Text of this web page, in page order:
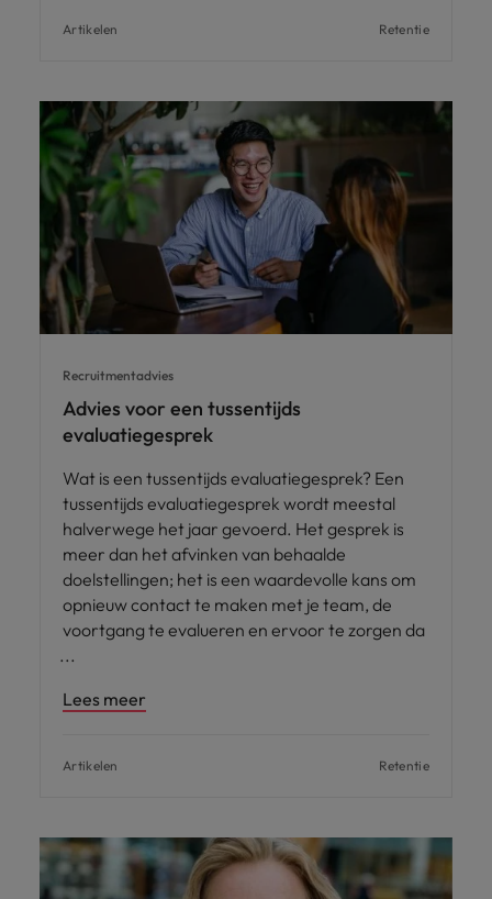
Artikelen Retentie
Recruitmentadvies
Advies voor een tussentijds
evaluatiegesprek
Wat is een tussentijds evaluatiegesprek? Een
tussentijds evaluatiegesprek wordt meestal
halverwege het jaar gevoerd. Het gesprek is
meer dan het afvinken van behaalde
doelstellingen; het is een waardevolle kans om
opnieuw contact te maken met je team, de
voortgang te evalueren en ervoor te zorgen da
Lees meer
Artikelen Retentie